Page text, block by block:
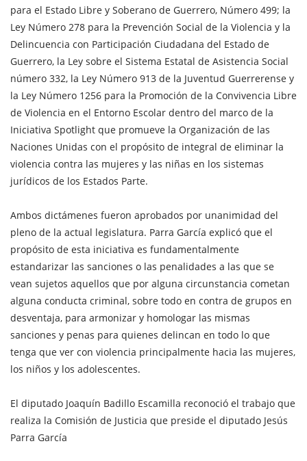
para el Estado Libre y Soberano de Guerrero, Número 499; la
Ley Número 278 para la Prevención Social de la Violencia y la
Delincuencia con Participación Ciudadana del Estado de
Guerrero, la Ley sobre el Sistema Estatal de Asistencia Social
número 332, la Ley Número 913 de la Juventud Guerrerense y
la Ley Número 1256 para la Promoción de la Convivencia Libre
de Violencia en el Entorno Escolar dentro del marco de la
Iniciativa Spotlight que promueve la Organización de las
Naciones Unidas con el propósito de integral de eliminar la
violencia contra las mujeres y las niñas en los sistemas
jurídicos de los Estados Parte.
Ambos dictámenes fueron aprobados por unanimidad del
pleno de la actual legislatura. Parra García explicó que el
propósito de esta iniciativa es fundamentalmente
estandarizar las sanciones o las penalidades a las que se
vean sujetos aquellos que por alguna circunstancia cometan
alguna conducta criminal, sobre todo en contra de grupos en
desventaja, para armonizar y homologar las mismas
sanciones y penas para quienes delincan en todo lo que
tenga que ver con violencia principalmente hacia las mujeres,
los niños y los adolescentes.
El diputado Joaquín Badillo Escamilla reconoció el trabajo que
realiza la Comisión de Justicia que preside el diputado Jesús
Parra García